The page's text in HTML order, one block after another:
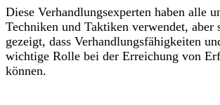
Diese Verhandlungsexperten haben alle
Techniken und Taktiken verwendet, aber
gezeigt, dass Verhandlungsfähigkeiten
wichtige Rolle bei der Erreichung von
können.